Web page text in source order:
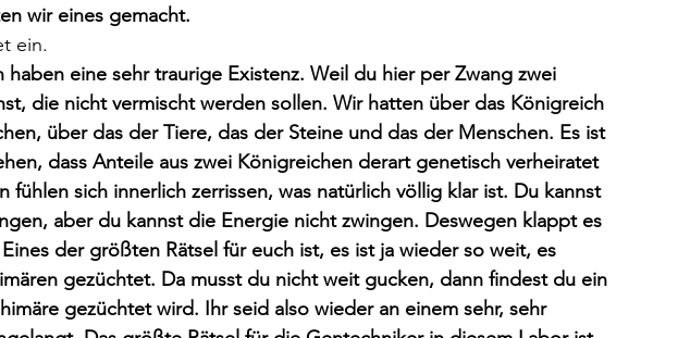
wir eines gemacht.
ein.
haben eine sehr traurige Existenz. Weil du hier per Zwang zwei
die nicht vermischt werden sollen. Wir hatten über das Königreich
über das der Tiere, das der Steine und das der Menschen. Es ist
dass Anteile aus zwei Königreichen derart genetisch verheiratet
fühlen sich innerlich zerrissen, was natürlich völlig klar ist. Du kannst
aber du kannst die Energie nicht zwingen. Deswegen klappt es
der größten Rätsel für euch ist, es ist ja wieder so weit, es
gezüchtet. Da musst du nicht weit gucken, dann findest du ein
gezüchtet wird. Ihr seid also wieder an einem sehr, sehr